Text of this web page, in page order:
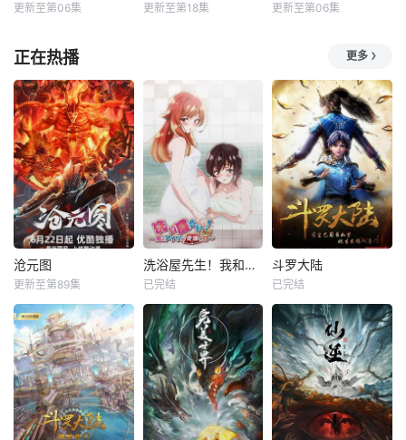
更新至第06集 更新至第18集 更新至第06集
正在热播 更多
沧元图
更新至第89集
洗浴屋先生！我和那家伙在女浴池！？
已完结
斗罗大陆
已完结